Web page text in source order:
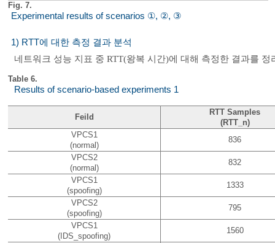
Fig. 7.
Experimental results of scenarios ①, ②, ③
1) RTT에 대한 측정 결과 분석
네트워크 성능 지표 중 RTT(왕복 시간)에 대해 측정한 결과를 정
Table 6.
Results of scenario-based experiments 1
Feild
RTT Samples
(RTT_n)
VPCS1
(normal)
836
VPCS2
(normal)
832
VPCS1
(spoofing)
1333
VPCS2
(spoofing)
795
VPCS1
(IDS_spoofing)
1560